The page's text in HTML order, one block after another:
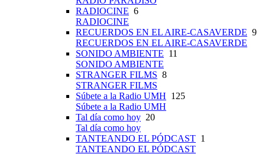
RADIOCINE 6
RADIOCINE
RECUERDOS EN EL AIRE-CASAVERDE 9
RECUERDOS EN EL AIRE-CASAVERDE
SONIDO AMBIENTE 11
SONIDO AMBIENTE
STRANGER FILMS 8
STRANGER FILMS
Súbete a la Radio UMH 125
Súbete a la Radio UMH
Tal día como hoy 20
Tal día como hoy
TANTEANDO EL PÓDCAST 1
TANTEANDO EL PÓDCAST